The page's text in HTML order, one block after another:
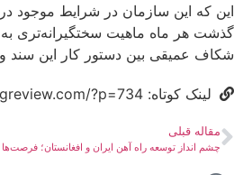
این که این سازمان در شرایط موجود
گذشت هر ماه ماهیت سختگیرانه‌تری به
شکاف عمیقی بین دستور کار این سند
لینک کوتاه: https://afgreview.com/?p=734
مقاله قبلی
چشم انداز توسعه راه آهن ایران و افغانستان؛